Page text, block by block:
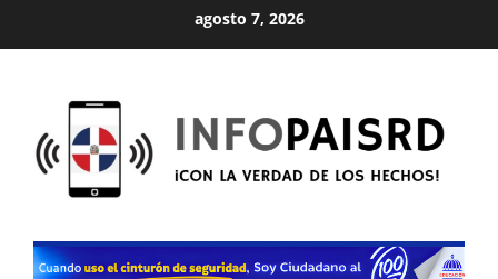
agosto 7, 2026